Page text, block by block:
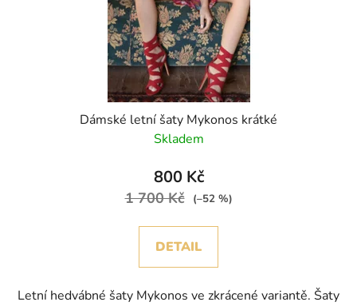
Dámské letní šaty Mykonos krátké
Skladem
800 Kč
1 700 Kč (–52 %)
DETAIL
Letní hedvábné šaty Mykonos ve zkrácené variantě. Šaty